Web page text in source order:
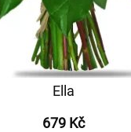
Ella
679 Kč